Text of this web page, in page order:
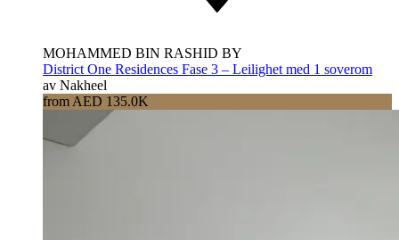
MOHAMMED BIN RASHID BY
District One Residences Fase 3 – Leilighet med 1 soverom
av Nakheel
from AED 135.0K